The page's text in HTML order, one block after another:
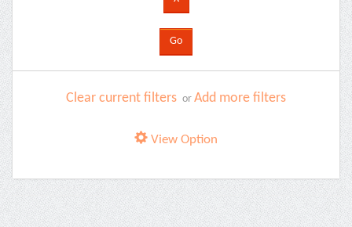
Clear current filters or Add more filters
View Option